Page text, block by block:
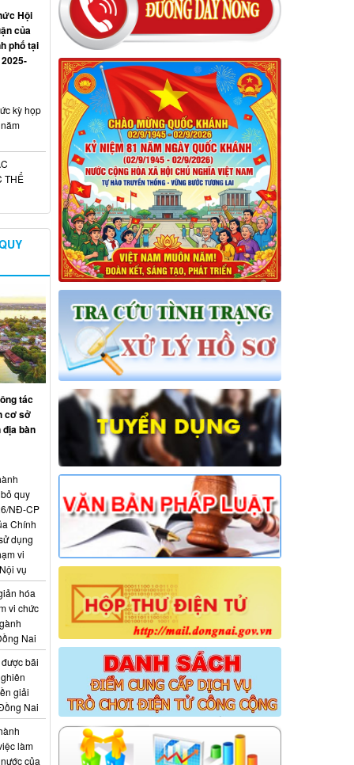
Hội
của
phố tại
kỳ họp
THỂ
tác
cơ sở
bàn
quy
NĐ-CP
Chính
dụng
vi
vụ
hóa
vi chức
Nai
bãi
giải
Nai
làm
của